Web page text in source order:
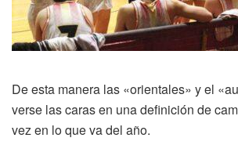
De esta manera las «orientales» y el
verse las caras en una definición de
vez en lo que va del año.